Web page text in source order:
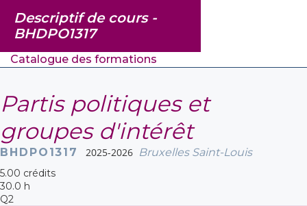
Descriptif de cours -
BHDPO1317
Catalogue des formations
Partis politiques et
groupes d'intérêt
BHDPO1317 2025-2026 Bruxelles Saint-Louis
5.00 crédits
30.0 h
Q2